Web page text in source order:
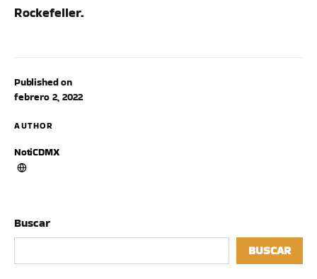
Published on
febrero 2, 2022
AUTHOR
NotiCDMX
Rockefeller.
Buscar
BUSCAR